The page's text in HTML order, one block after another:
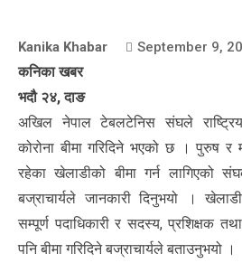
Kanika Khabar September 9,
कनिका खबर
भदौ २४, दाङ
अखिल नेपाल टेबलटेनिस संघले
कोरोना बीमा गरिदिने भएको छ । पुरुष र
रहेका खेलाडीको बीमा गर्न लागिएको
बज्राचार्यले जानकारी दिनुभयो ।
सम्पूर्ण पदाधिकारी र सदस्य, प्रशिक्षक
पनि बीमा गरिदिने बज्राचार्यले बताउनुभयो ।